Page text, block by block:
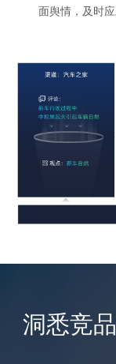
面舆情，及时
洞悉竞